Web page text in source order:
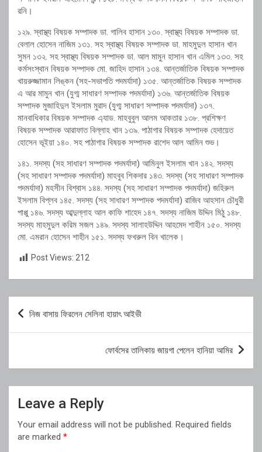
রনি।
১২৯. স্বাস্থ্য বিষয়ক সম্পাদক ডা. গালিব হাসান ১৩০. স্বাস্থ্য বিষয়ক সম্পাদক ডা.
বেলাল হোসেন নাজিম ১৩১. সহ স্বাস্থ্য বিষয়ক সম্পাদক ডা. মাহমুদুল হাসান খান
সুমন ১৩২. সহ স্বাস্থ্য বিষয়ক সম্পাদক ডা. আল মামুন হাসান খান এমিল ১৩৩. সহ
কর্মসংস্থান বিষয়ক সম্পাদক মো. জাহিদ হাসান ১৩৪. আন্তর্জাতিক বিষয়ক সম্পাদক
খায়রুজ্জামান লিঙ্কন (সহ-সভাপতি পদমর্যাদা) ১৩৫. আন্তর্জাতিক বিষয়ক সম্পাদক
এ আর মামুন খান (যুগ্ম সাধারণ সম্পাদক পদমর্যাদা) ১৩৬. আন্তর্জাতিক বিষয়ক
সম্পাদক মুজাহিদুল ইসলাম মুরাদ (যুগ্ম সাধারণ সম্পাদক পদমর্যাদা) ১৩৭.
মানবাধিকার বিষয়ক সম্পাদক এ্যাড. মাহবুবুল আলম আকতার ১৩৮. প্রশিক্ষণ
বিষয়ক সম্পাদক আরাফাত বিল্লাহ খান ১৩৯. পাঠাগার বিষয়ক সম্পাদক হেদায়েত
হোসেন ভূইয়া ১৪০. সহ পাঠাগার বিষয়ক সম্পাদক রাশেদ আল আমিন শুভ।
১৪১. সদস্য (সহ সাধারণ সম্পাদক পদমর্যাদা) আমিনুল ইসলাম খান ১৪২. সদস্য
(সহ সাধারণ সম্পাদক পদমর্যাদা) মাহবুব শিকদার ১৪৩. সদস্য (সহ সাধারণ সম্পাদক
পদমর্যাদা) মহসীন বিশ্বাস ১৪৪. সদস্য (সহ সাধারণ সম্পাদক পদমর্যাদা) জহিরুল
ইসলাম বিপ্লব ১৪৫. সদস্য (সহ সাধারণ সম্পাদক পদমর্যাদা) রাজিব আহসান চৌধুরী
পাপ্পু ১৪৬. সদস্য আব্দুল্লাহ আল কাফি শাহেদ ১৪৭. সদস্য নাজিম উদ্দিন মিঠু ১৪৮.
সদস্য মাহমুদুল করিম সজল ১৪৯. সদস্য সালাহউদ্দিন আহমেদ শাহীন ১৫০. সদস্য
মো. এমরান হোসেন শাহীন ১৫১. সদস্য ফখরুল বিন খালেক।
Post Views: 212
Post
নিজ বাসায় ফিরলেন সেলিনা হায়াৎ আইভী
ফোর্বসের তালিকায় জায়গা পেলেন হানিয়া আমির
Leave a Reply
Your email address will not be published. Required fields
are marked *